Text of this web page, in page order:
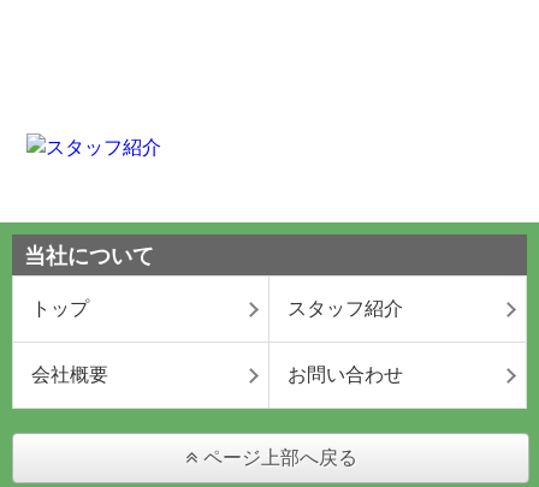
当社について
トップ スタッフ紹介
会社概要 お問い合わせ
ページ上部へ戻る